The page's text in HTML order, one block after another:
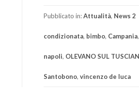
Pubblicato in:Attualità, News 2
condizionata, bimbo, Campania,
napoli, OLEVANO SUL
Santobono, vincenzo de luca